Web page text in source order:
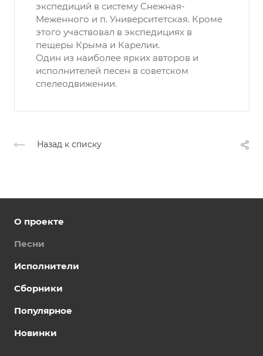
экспедиций в систему Снежная-
Меженного и п. Университетская. Кроме
этого участвовал в экспедициях в
пещеры Крыма и Карелии.
Один из наиболее ярких авторов и
исполнителей песен в советском
спелеодвижении.
Назад к списку
О проекте
Песни
Исполнители
Сборники
Популярное
Новинки